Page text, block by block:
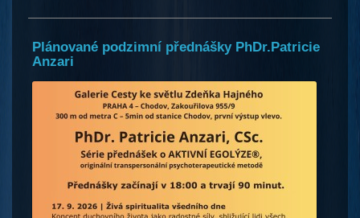
Plánované podzimní přednášky PhDr.Patricie
Anzari